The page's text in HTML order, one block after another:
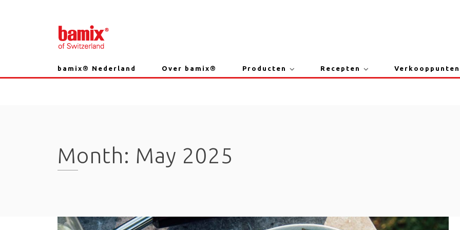
bamix® Nederland Over bamix® Producten Recepten Verkooppunten
Month: May 2025